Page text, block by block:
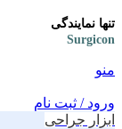
تنها نمایندگی
Surgicon
منو
ورود / ثبت نام
ابزار جراحی